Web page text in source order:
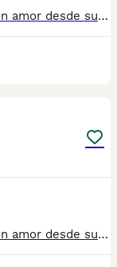
Cachorrito de Bulldog Francés, criado con amor desde sus primeros días, socializado en casa y preparado para integrarse a su próximo hogar con alegría y equilibrio. Nuestra forma de criar: Ambiente familiar y socialización temprana Padres sanos y seleccionados Vacunas, desparasitaciones y cartilla al día Microchip y revisión veterinaria Asesoramiento completo antes y después de la entrega Contrato de garantía. Cría con enfoque en salud y bienestar real Web: www.aguasdelcuenco.es Email: aguasdelcuenco@gmail.com Teléfono / WhatsApp: 34 649 916 860 www.facebook.com/aguasdelcuenco https://www.tiktok.com/@delasaguasdelcuenco Ubicación: Madrid Para más información mándanos un mensaje privado y te contamos todo sobre disponibilidad de camadas, fotos de los cachorros y condiciones de reserva. Solo para familias responsables que busquen un compañero para toda la vida.
Cachorrito de Bulldog Francés, criado con amor desde sus primeros días, socializado en casa y preparado para integrarse a su próximo hogar con alegría y equilibrio. Nuestra forma de criar: Ambiente familiar y socialización temprana Padres sanos y seleccionados Vacunas, desparasitaciones y cartilla al día Microchip y revisión veterinaria Asesoramiento completo antes y después de la entrega Contrato de garantía. Cría con enfoque en salud y bienestar real Web: www.aguasdelcuenco.es Email: aguasdelcuenco@gmail.com Teléfono / WhatsApp: 34 649 916 860 www.facebook.com/aguasdelcuenco https://www.tiktok.com/@delasaguasdelcuenco Ubicación: Madrid Para más información mándanos un mensaje privado y te contamos todo sobre disponibilidad de camadas, fotos de los cachorros y condiciones de reserva. Solo para familias responsables que busquen un compañero para toda la vida.